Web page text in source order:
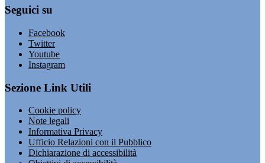
Seguici su
Facebook
Twitter
Youtube
Instagram
Sezione Link Utili
Cookie policy
Note legali
Informativa Privacy
Ufficio Relazioni con il Pubblico
Dichiarazione di accessibilità